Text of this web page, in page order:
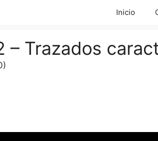
Inicio
– Trazados